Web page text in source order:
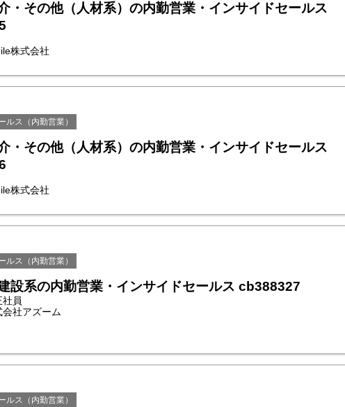
・その他（人材系）の内勤営業・インサイドセールス
株式会社
ルス（内勤営業）
・その他（人材系）の内勤営業・インサイドセールス
株式会社
ルス（内勤営業）
設系の内勤営業・インサイドセールス cb388327
社員
社アズーム
ルス（内勤営業）